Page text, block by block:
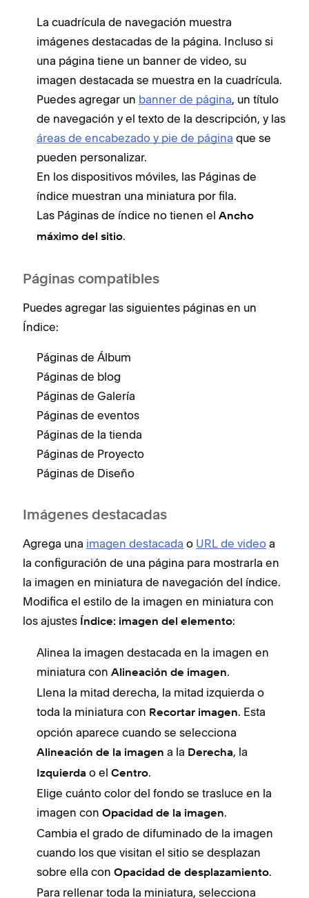
La cuadrícula de navegación muestra
imágenes destacadas de la página. Incluso si
una página tiene un banner de video, su
imagen destacada se muestra en la cuadrícula.
Puedes agregar un banner de página, un título
de navegación y el texto de la descripción, y las
áreas de encabezado y pie de página que se
pueden personalizar.
En los dispositivos móviles, las Páginas de
índice muestran una miniatura por fila.
Las Páginas de índice no tienen el Ancho
máximo del sitio.
Páginas compatibles
Puedes agregar las siguientes páginas en un
Índice:
Páginas de Álbum
Páginas de blog
Páginas de Galería
Páginas de eventos
Páginas de la tienda
Páginas de Proyecto
Páginas de Diseño
Imágenes destacadas
Agrega una imagen destacada o URL de video a
la configuración de una página para mostrarla en
la imagen en miniatura de navegación del índice.
Modifica el estilo de la imagen en miniatura con
los ajustes
Índice: imagen del elemento:
Alinea la imagen destacada en la imagen en
miniatura con Alineación de imagen.
Llena la mitad derecha, la mitad izquierda o
toda la miniatura con Recortar imagen. Esta
opción aparece cuando se selecciona
Alineación de la imagen a la Derecha, la
Izquierda o el Centro.
Elige cuánto color del fondo se trasluce en la
imagen con Opacidad de la imagen.
Cambia el grado de difuminado de la imagen
cuando los que visitan el sitio se desplazan
sobre ella con Opacidad de desplazamiento.
Para rellenar toda la miniatura, selecciona